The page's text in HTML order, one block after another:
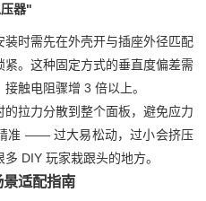
器"
时需先在外壳开与插座外径匹配
。这种固定方式的垂直度偏差需
触电阻骤增 3 倍以上。
拉力分散到整个面板，避免应力
准 —— 过大易松动，过小会挤压
DIY 玩家栽跟头的地方。
适配指南